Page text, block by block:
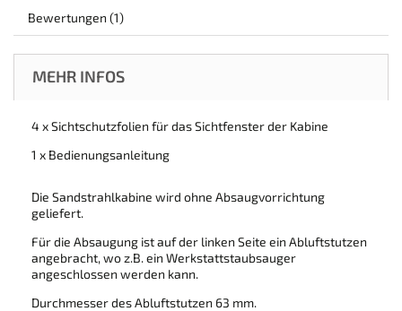
Bewertungen (1)
MEHR INFOS
4 x Sichtschutzfolien für das Sichtfenster der Kabine
1 x Bedienungsanleitung
Die Sandstrahlkabine wird ohne Absaugvorrichtung
geliefert.
Für die Absaugung ist auf der linken Seite ein Abluftstutzen
angebracht, wo z.B. ein Werkstattstaubsauger
angeschlossen werden kann.
Durchmesser des Abluftstutzen 63 mm.